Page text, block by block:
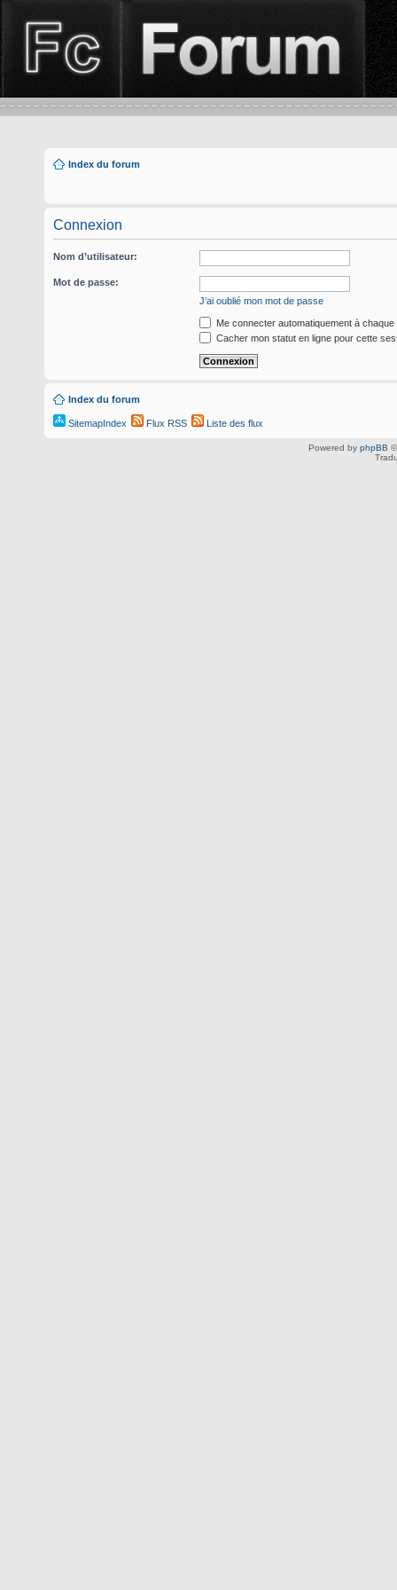
Index du forum
Connexion
Nom d’utilisateur:
Mot de passe:
J’ai oublié mon mot de passe
Me connecter automatiquement à chaque
Cacher mon statut en ligne pour cette
Index du forum
SitemapIndex Flux RSS Liste des flux
Powered by phpBB